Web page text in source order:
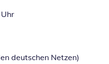
deutschen Netzen)